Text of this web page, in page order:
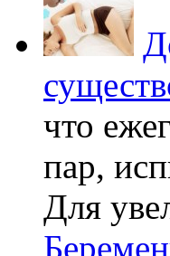
что
пар,
Для